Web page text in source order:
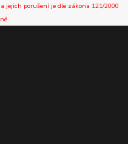
jejich porušení je dle zákona 121/2000